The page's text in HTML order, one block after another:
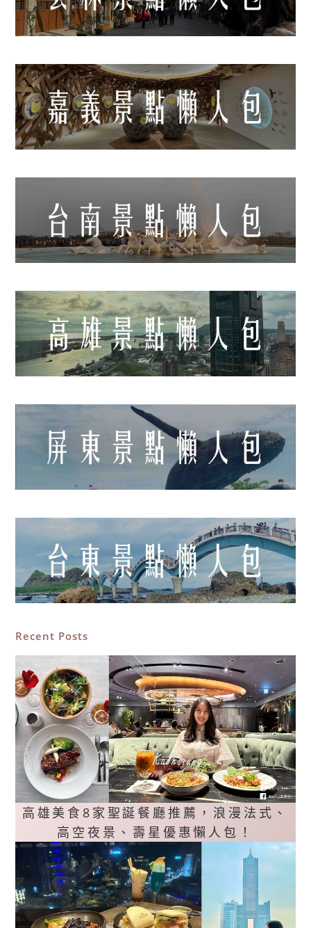
Recent Posts
高雄美食8家聖誕餐廳推薦，浪漫法式、
高空夜景、壽星優惠懶人包！